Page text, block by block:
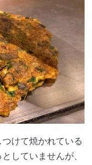
けて焼かれている
していませんが、